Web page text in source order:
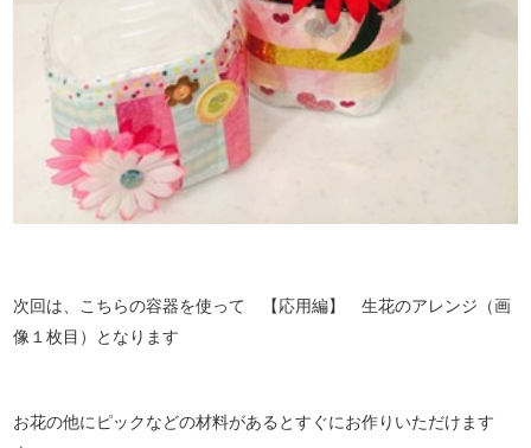
次回は、こちらの容器を使って 【応用編】 生花のアレンジ（画
像１枚目）となります
お花の他にピックなどの材料があるとすぐにお作りいただけます